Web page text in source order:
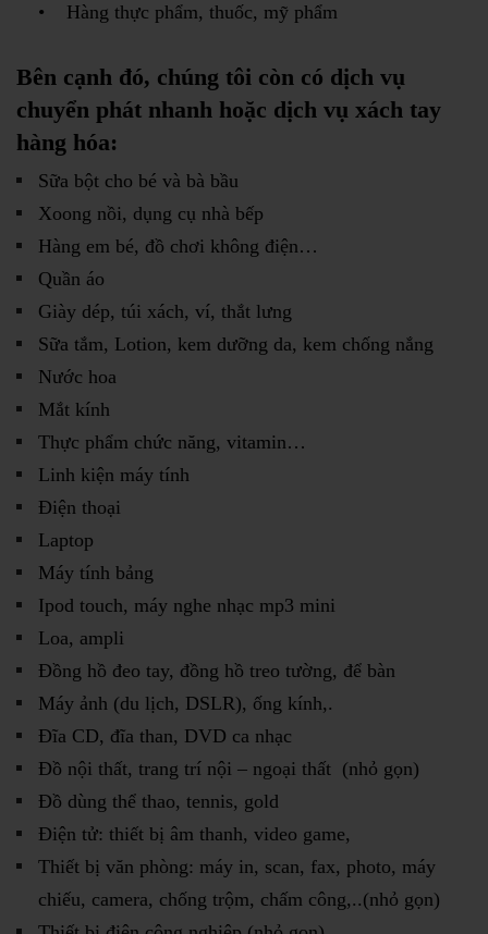
• Hàng thực phẩm, thuốc, mỹ phẩm
Bên cạnh đó, chúng tôi còn có dịch vụ
chuyển phát nhanh hoặc dịch vụ xách tay
hàng hóa:
Sữa bột cho bé và bà bầu
Xoong nồi, dụng cụ nhà bếp
Hàng em bé, đồ chơi không điện…
Quần áo
Giày dép, túi xách, ví, thắt lưng
Sữa tắm, Lotion, kem dưỡng da, kem chống nắng
Nước hoa
Mắt kính
Thực phẩm chức năng, vitamin…
Linh kiện máy tính
Điện thoại
Laptop
Máy tính bảng
Ipod touch, máy nghe nhạc mp3 mini
Loa, ampli
Đồng hồ đeo tay, đồng hồ treo tường, để bàn
Máy ảnh (du lịch, DSLR), ống kính,.
Đĩa CD, đĩa than, DVD ca nhạc
Đồ nội thất, trang trí nội – ngoại thất (nhỏ gọn)
Đồ dùng thể thao, tennis, gold
Điện tử: thiết bị âm thanh, video game,
Thiết bị văn phòng: máy in, scan, fax, photo, máy
chiếu, camera, chống trộm, chấm công,..(nhỏ gọn)